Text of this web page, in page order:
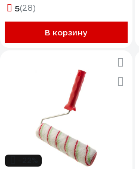
мм,полиамид,полиакрил
5(28)
В корзину